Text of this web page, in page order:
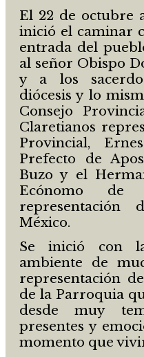
El 22 de octubre
inició el caminar
entrada del
al señor Obispo
y a los
diócesis y lo
Consejo
Claretianos
Provincial,
Prefecto de
Buzo y el
Ecónomo
México.
Se inició con
ambiente de
representación
de la Parroquia
desde muy
presentes y
momento que